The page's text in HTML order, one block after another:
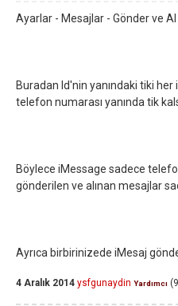
Ayarlar - Mesajlar - Gönder ve Al
Buradan Id'nin yanındaki tiki
telefon numarası yanında tik
Böylece iMessage sadece
gönderilen ve alınan mesajlar
Ayrıca birbirinizede iMesaj
4 Aralık 2014 ysfgunaydin Yardımcı (